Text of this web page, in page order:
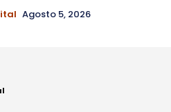
Agosto 5, 2026